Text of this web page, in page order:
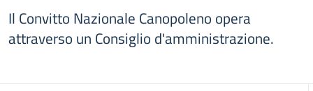
Il Convitto Nazionale Canopoleno opera
attraverso un Consiglio d'amministrazione.